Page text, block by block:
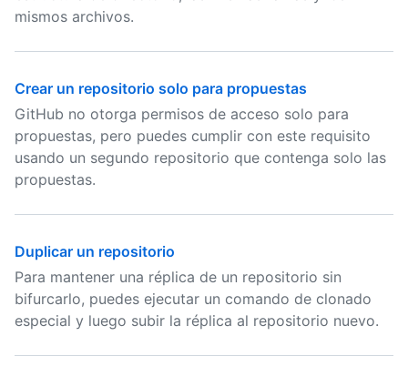
mismos archivos.
Crear un repositorio solo para propuestas
GitHub no otorga permisos de acceso solo para
propuestas, pero puedes cumplir con este requisito
usando un segundo repositorio que contenga solo las
propuestas.
Duplicar un repositorio
Para mantener una réplica de un repositorio sin
bifurcarlo, puedes ejecutar un comando de clonado
especial y luego subir la réplica al repositorio nuevo.